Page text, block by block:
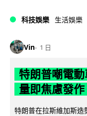
科技娛樂 生活娛樂
Vin 1 日
特朗普嘲電
量即焦慮發
特朗普在拉斯維加斯造